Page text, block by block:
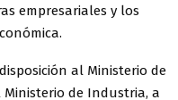
empresariales y los
al Ministerio de
de Industria, a